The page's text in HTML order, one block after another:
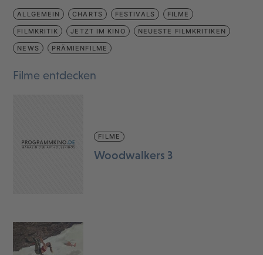
ALLGEMEIN CHARTS FESTIVALS FILME
FILMKRITIK JETZT IM KINO NEUESTE FILMKRITIKEN
NEWS PRÄMIENFILME
Filme entdecken
FILME
Woodwalkers 3